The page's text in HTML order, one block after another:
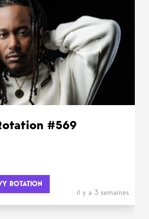
#569
ROTATION
il y a 3 semaines